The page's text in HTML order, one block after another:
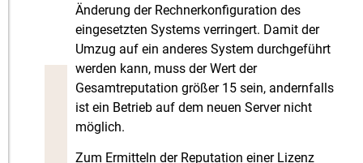
Änderung der Rechnerkonfiguration des
eingesetzten Systems verringert. Damit der
Umzug auf ein anderes System durchgeführt
werden kann, muss der Wert der
Gesamtreputation größer 15 sein, andernfalls
ist ein Betrieb auf dem neuen Server nicht
möglich.
Zum Ermitteln der Reputation einer Lizenz